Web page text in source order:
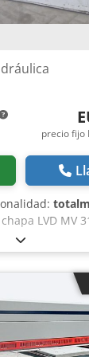
precio fijo
LVD MV
guillotina
Dedezi
Longitud
máximo de
mm Peso de la
aprox.